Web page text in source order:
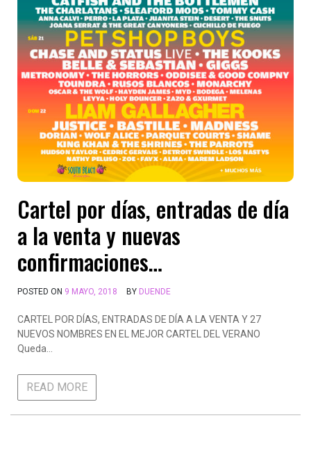
Cartel por días, entradas de día
a la venta y nuevas
confirmaciones…
POSTED ON 9 MAYO, 2018 BY DUENDE
CARTEL POR DÍAS, ENTRADAS DE DÍA A LA VENTA Y 27
NUEVOS NOMBRES EN EL MEJOR CARTEL DEL VERANO
Queda…
READ MORE